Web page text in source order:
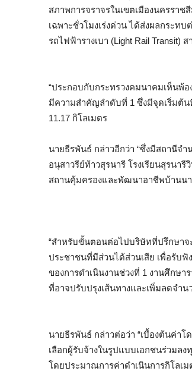
สภาพการจราจรในเขตเมืองนครรา
เฉพาะชั่วโมงเร่งด่วน ได้ส่งผลกระ
รถไฟฟ้ารางเบา (Light Rail Transit)
“ประกอบกับกระทรวงคมนาคมเห็นพ้
มีความสำคัญลำดับที่ 1 ซึ่งมีจุดเริ่มต้น
11.17 กิโลเมตร
นายธีรพันธ์ กล่าวอีกว่า “ซึ่งมีสถานีจ
อนุสาวรีย์ท้าวสุรนารี โรงเรียนสุรนา
สถานคุ้มครองและพัฒนาอาชีพบ้านนา
“สำหรับขั้นตอนต่อไปบริษัทที่ปรึกษาจ
ประชาชนที่มีส่วนได้ส่วนเสีย เพื่อรับ
ของการดำเนินงานช่วงที่ 1 งานศึกษา
ที่อาจปรับปรุงเส้นทางและเพิ่มลดจำ
นายธีรพันธ์ กล่าวต่อว่า “เบื้องต้นค่า
เลือกผู้รับจ้างในรูปแบบเอกชนร่วมล
โดยประมาณการค่าดำเนินการกิโลเ